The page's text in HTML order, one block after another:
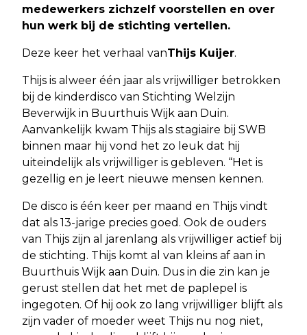
medewerkers zichzelf voorstellen en over
hun werk bij de stichting vertellen.
Deze keer het verhaal vanThijs Kuijer.
Thijs is alweer één jaar als vrijwilliger betrokken
bij de kinderdisco van Stichting Welzijn
Beverwijk in Buurthuis Wijk aan Duin.
Aanvankelijk kwam Thijs als stagiaire bij SWB
binnen maar hij vond het zo leuk dat hij
uiteindelijk als vrijwilliger is gebleven. “Het is
gezellig en je leert nieuwe mensen kennen.
De disco is één keer per maand en Thijs vindt
dat als 13-jarige precies goed. Ook de ouders
van Thijs zijn al jarenlang als vrijwilliger actief bij
de stichting. Thijs komt al van kleins af aan in
Buurthuis Wijk aan Duin. Dus in die zin kan je
gerust stellen dat het met de paplepel is
ingegoten. Of hij ook zo lang vrijwilliger blijft als
zijn vader of moeder weet Thijs nu nog niet,